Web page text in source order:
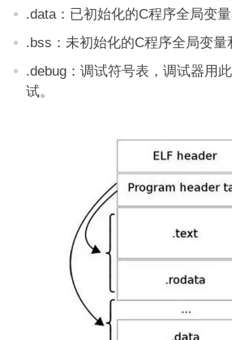
.data：已初始化的C程序全局变
.bss：未初始化的C程序全局变量
.debug：调试符号表，调试器用
试。